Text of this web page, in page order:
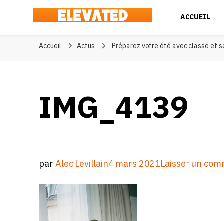
Elevated
ACCUEIL
Accueil Actus Préparez votre été avec classe et
IMG_4139
parAlec Levillain4 mars 2021Laisser un